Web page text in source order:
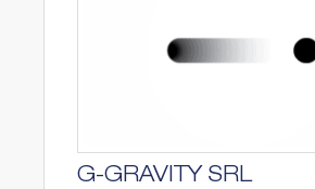
G-GRAVITY SRL